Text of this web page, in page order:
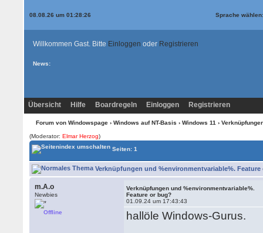
08.08.26 um 01:28:26 Sprache
Willkommen Gast. Bitte Einloggen oder Registrieren
News:
Übersicht Hilfe Boardregeln Einloggen Registrieren
Forum von Windowspage› Windows auf NT-Basis › Windows 11 ›
(Moderator:Elmar Herzog)
Seiten: 1
Verknüpfungen und %environmentvariable%. Feature
m.A.o
Newbies
Offline
Verknüpfungen und %environmentvariable%.
Feature or bug?
01.09.24 um 17:43:43
hallöle Windows-Gurus.